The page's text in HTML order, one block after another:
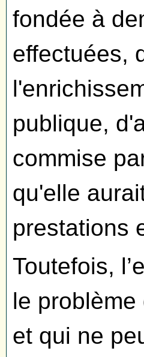
fondée à
effectuées,
publique,
commise
qu'elle
prestations
Toutefois,
le
et qui ne